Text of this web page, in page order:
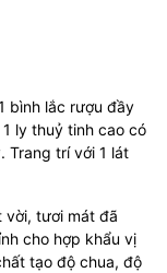
bình lắc rượu đầy
ly thuỷ tinh cao có
Trang trí với 1 lát
vời, tươi mát đã
cho hợp khẩu vị
tạo độ chua, độ